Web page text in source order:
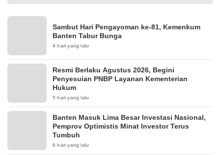
Sambut Hari Pengayoman ke-81, Kemenkum
Banten Tabur Bunga
4 hari yang lalu
Resmi Berlaku Agustus 2026, Begini
Penyesuian PNBP Layanan Kementerian
Hukum
5 hari yang lalu
Banten Masuk Lima Besar Investasi Nasional,
Pemprov Optimistis Minat Investor Terus
Tumbuh
6 hari yang lalu